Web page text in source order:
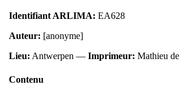
Identifiant ARLIMA: EA628
Auteur: [anonyme]
Lieu: Antwerpen — Imprimeur: Mathieu
Contenu